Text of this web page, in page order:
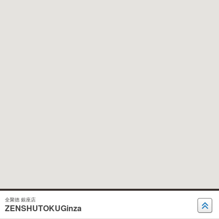
全聚徳 銀座店
ZENSHUTOKUGinza